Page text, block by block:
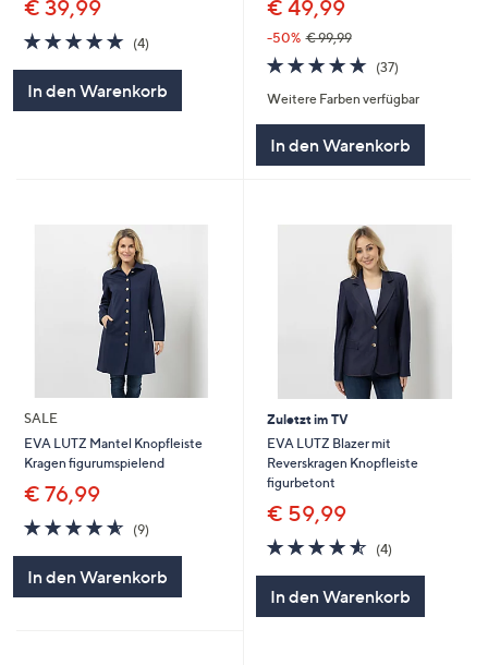
€ 39,99
4.8
von
(4)4
In den Warenkorb
€ 49,99
-50% € 99,99
4.7
von
5
(37)37
Weitere Farben verfügbar
In den Warenkorb
SALE
EVA LUTZ Mantel Knopfleiste
Kragen figurumspielend
€ 76,99
4.6
von
(9)9
In den Warenkorb
Zuletzt im TV
EVA LUTZ Blazer mit
Reverskragen Knopfleiste
figurbetont
€ 59,99
4.5
von
(4)4
In den Warenkorb